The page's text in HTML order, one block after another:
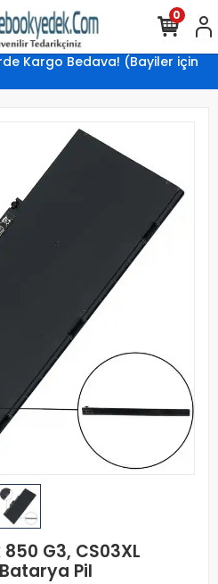
Kargo Bedava! (Bayiler için
0
G3, CS03XL
Pil